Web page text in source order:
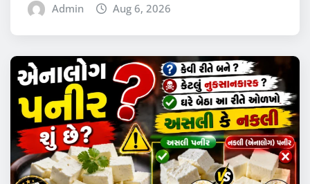
Admin Aug 6, 2026